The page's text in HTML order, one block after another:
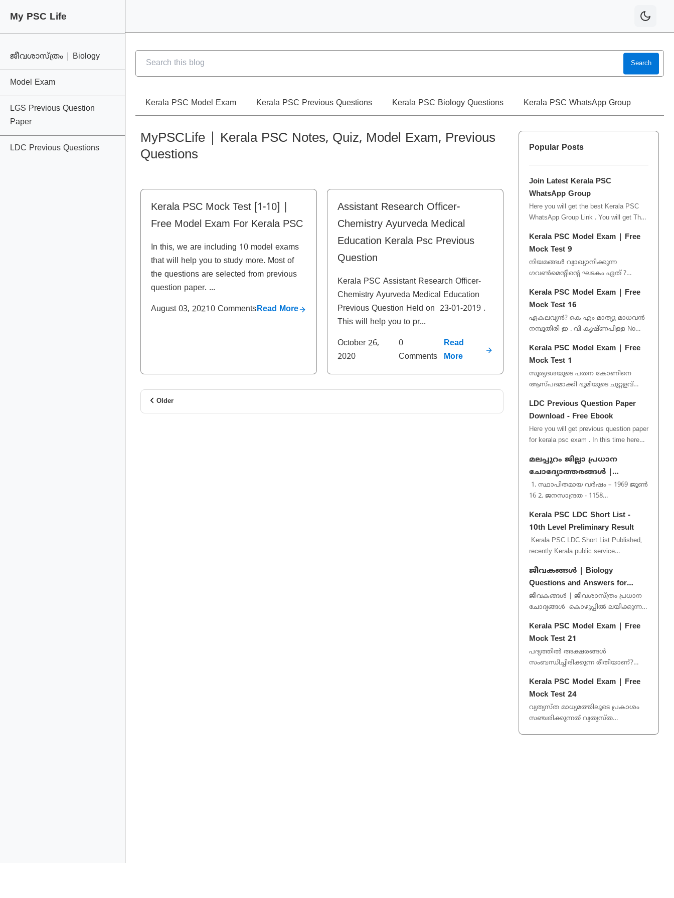
My PSC Life
ജീവശാസ്ത്രം | Biology
Model Exam
LGS Previous Question
Paper
LDC Previous Questions
My PSC Life
Search
Kerala PSC Model Exam Kerala PSC Previous Questions Kerala PSC Biology Questions Kerala PSC WhatsApp Group
MyPSCLife | Kerala PSC Notes, Quiz, Model Exam, Previous
Questions
Kerala PSC Mock Test [1-10] |
Free Model Exam For Kerala PSC
In this, we are including 10 model exams
that will help you to study more. Most of
the questions are selected from previous
question paper. ...
August 03, 2021 0 CommentsRead More
Assistant Research Officer-
Chemistry Ayurveda Medical
Education Kerala Psc Previous
Question
Kerala PSC Assistant Research Officer-
Chemistry Ayurveda Medical Education
Previous Question Held on 23-01-2019 .
This will help you to pr...
October 26,
2020
0
Comments
Read
More
Older
Popular Posts
Join Latest Kerala PSC
WhatsApp Group
Here you will get the best Kerala PSC
WhatsApp Group Link . You will get The
exam, and quiz. This Gro...
Kerala PSC Model Exam | Free
Mock Test 9
നിയമങ്ങൾ വ്യാഖ്യാനിക്കുന്ന
ഗവൺമെന്റിന്റെ ഘടകം ഏത് ?
വിഭാഗം ഉദ്യോഗസ്ഥവൃന്ദം No Option
Gi...
Kerala PSC Model Exam | Free
Mock Test 16
ഏകലവ്യൻ? കെ എം മാത്യു മാധവൻ
നമ്പൂതിരി ഇ . വി കൃഷ്ണപിള്ള No
Kerala PSC Model Exam | Free
Mock Test 1
സൂര്യദശയുടെ പതന കോണിനെ
ആസ്പദമാക്കി ഭൂമിയുടെ ചുറ്റളവ്
പൈതഗോറസ്‌ ആര്യഭടൻ
ഇറാത്തോസ്ത...
LDC Previous Question Paper
Download - Free Ebook
Here you will get previous question paper
for kerala psc exam . In this time here
want more pdf p...
മലപ്പുറം ജില്ലാ പ്രധാന
ചോദ്യോത്തരങ്ങൾ |
Malappuram District Important
Questions
1. സ്ഥാപിതമായ വർഷം – 1969 ജൂൺ
16 2. ജനസാന്ദ്രത - 1158
70 കിലോമീറ്റർ 4. മുനിസിപ്പാലിറ്റി -...
Kerala PSC LDC Short List -
10th Level Preliminary Result
Kerala PSC LDC Short List Published,
recently Kerala public service
various post under 10th level ...
ജീവകങ്ങൾ | Biology
Questions and Answers for
Kerala PSC
ജീവകങ്ങൾ | ജീവശാസ്ത്രം പ്രധാന
ചോദ്യങ്ങൾ കൊഴുപ്പിൽ ലയിക്കുന്ന
ലയിക്കുന്ന ജീവക...
Kerala PSC Model Exam | Free
Mock Test 21
പദ്യത്തിൽ അക്ഷരങ്ങൾ
സംബന്ധിച്ചിരിക്കുന്ന രീതിയാണ്?
...
Kerala PSC Model Exam | Free
Mock Test 24
വ്യത്യസ്ത മാധ്യമത്തിലൂടെ പ്രകാശം
സഞ്ചരിക്കുന്നത് വ്യത്യസ്ത